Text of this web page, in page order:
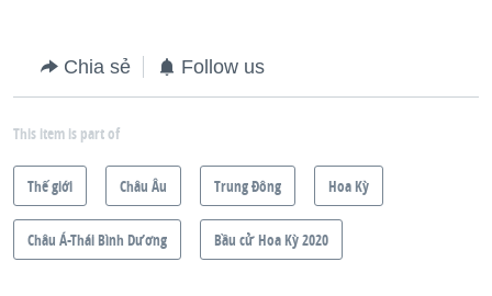
Chia sẻ Follow us
This item is part of
Thế giới Châu Âu Trung Ðông Hoa Kỳ
Châu Á-Thái Bình Dương Bầu cử Hoa Kỳ 2020